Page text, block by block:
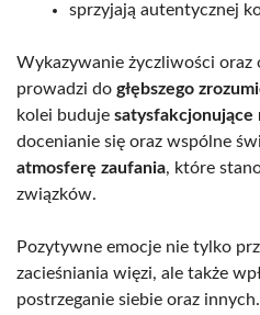
sprzyjają autentycznej
Wykazywanie życzliwości oraz
prowadzi do głębszego
kolei buduje satysfakcjonujące
docenianie się oraz wspólne
atmosferę zaufania, które
związków.
Pozytywne emocje nie tylko
zacieśniania więzi, ale także
postrzeganie siebie oraz innych.